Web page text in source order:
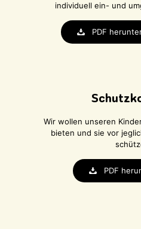
individuell ein- und
PDF
Wir wollen unseren
bieten und sie vor
PDF